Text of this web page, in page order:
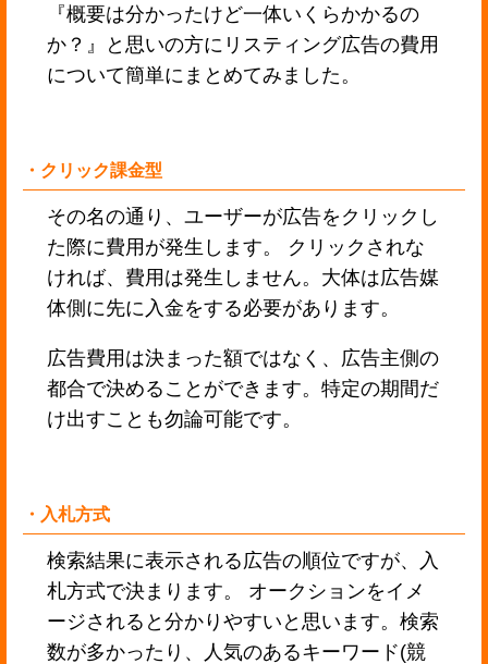
『概要は分かったけど一体いくらかかるの
か？』と思いの方にリスティング広告の費用
について簡単にまとめてみました。
・クリック課金型
その名の通り、ユーザーが広告をクリックし
た際に費用が発生します。 クリックされな
ければ、費用は発生しません。大体は広告媒
体側に先に入金をする必要があります。
広告費用は決まった額ではなく、広告主側の
都合で決めることができます。特定の期間だ
け出すことも勿論可能です。
・入札方式
検索結果に表示される広告の順位ですが、入
札方式で決まります。 オークションをイメ
ージされると分かりやすいと思います。検索
数が多かったり、人気のあるキーワード(競